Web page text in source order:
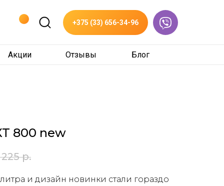
+375 (33) 656-34-96
Отзывы Блог
Акции
800 new
р.
и дизайн новинки стали гораздо